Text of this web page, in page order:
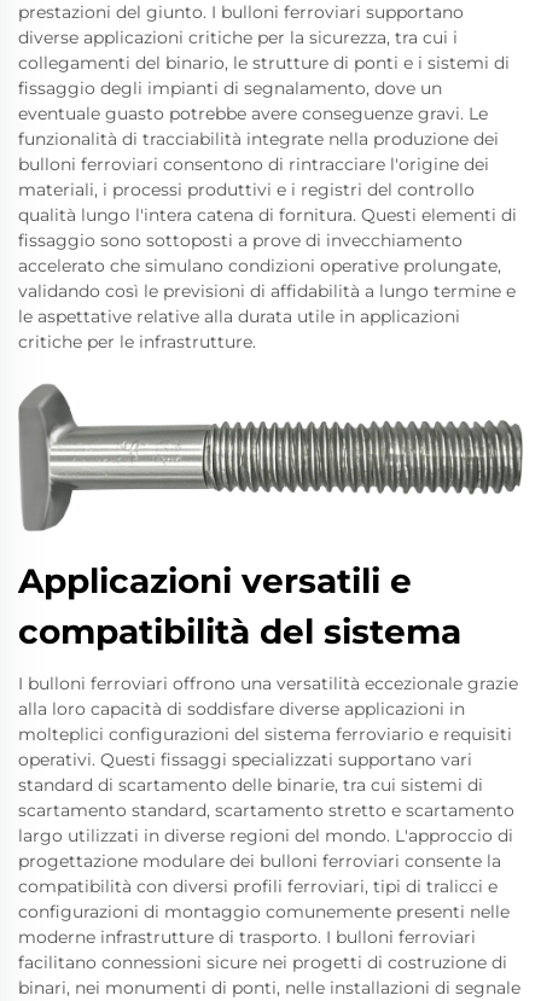
prestazioni del giunto. I bulloni ferroviari supportano
diverse applicazioni critiche per la sicurezza, tra cui i
collegamenti del binario, le strutture di ponti e i sistemi di
fissaggio degli impianti di segnalamento, dove un
eventuale guasto potrebbe avere conseguenze gravi. Le
funzionalità di tracciabilità integrate nella produzione dei
bulloni ferroviari consentono di rintracciare l'origine dei
materiali, i processi produttivi e i registri del controllo
qualità lungo l'intera catena di fornitura. Questi elementi di
fissaggio sono sottoposti a prove di invecchiamento
accelerato che simulano condizioni operative prolungate,
validando così le previsioni di affidabilità a lungo termine e
le aspettative relative alla durata utile in applicazioni
critiche per le infrastrutture.
Applicazioni versatili e
compatibilità del sistema
I bulloni ferroviari offrono una versatilità eccezionale grazie
alla loro capacità di soddisfare diverse applicazioni in
molteplici configurazioni del sistema ferroviario e requisiti
operativi. Questi fissaggi specializzati supportano vari
standard di scartamento delle binarie, tra cui sistemi di
scartamento standard, scartamento stretto e scartamento
largo utilizzati in diverse regioni del mondo. L'approccio di
progettazione modulare dei bulloni ferroviari consente la
compatibilità con diversi profili ferroviari, tipi di tralicci e
configurazioni di montaggio comunemente presenti nelle
moderne infrastrutture di trasporto. I bulloni ferroviari
facilitano connessioni sicure nei progetti di costruzione di
binari, nei monumenti di ponti, nelle installazioni di segnale